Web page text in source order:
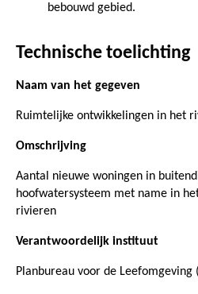
bebouwd gebied.
Technische toelichting
Naam van het gegeven
Ruimtelijke ontwikkelingen in het
Omschrijving
Aantal nieuwe woningen in
hoofwatersysteem met name in
rivieren
Verantwoordelijk instituut
Planbureau voor de Leefomgeving